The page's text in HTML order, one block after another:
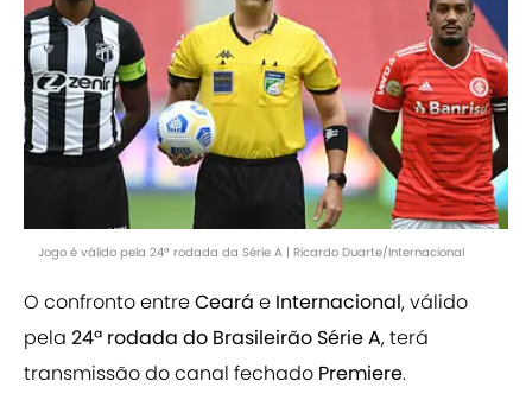
Jogo é válido pela 24ª rodada da Série A | Ricardo Duarte/Internacional
O confronto entreCeará e Internacional, válido
pela 24ª rodada do Brasileirão Série A, terá
transmissão do canal fechado Premiere.